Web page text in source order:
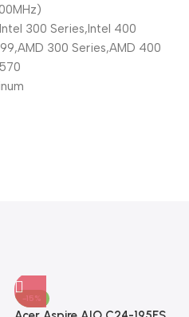
300 Series,Intel 400
300 Series,AMD 400
-15%